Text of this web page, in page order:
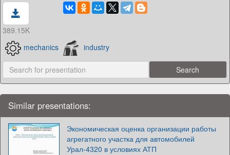
389.15K
mechanics
industry
Similar presentations:
Экономическая оценка организации работы
агрегатного участка для автомобилей
Урал-4320 в условиях АТП